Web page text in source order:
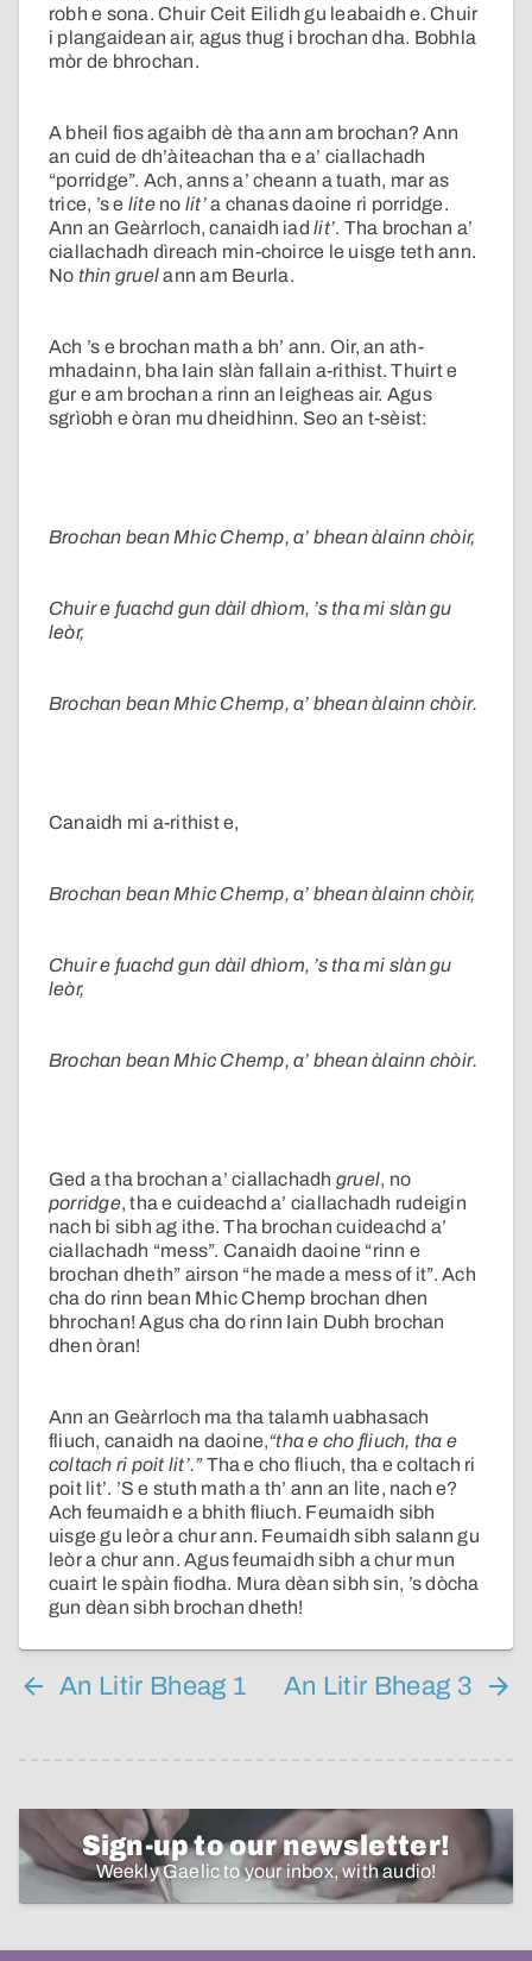
robh e sona. Chuir Ceit Eilidh gu leabaidh e. Chuir
i plangaidean air, agus thug i brochan dha. Bobhla
mòr de bhrochan.
A bheil fios agaibh dè tha ann am brochan? Ann
an cuid de dh’àiteachan tha e a’ ciallachadh
“porridge”. Ach, anns a’ cheann a tuath, mar as
trice, ’s e lite no lit’a chanas daoine ri porridge.
Ann an Geàrrloch, canaidh iadlit’. Tha brochan a’
ciallachadh dìreach min-choirce le uisge teth ann.
No thin gruelann am Beurla.
Ach ’s e brochan math a bh’ ann. Oir, an ath-
mhadainn, bha Iain slàn fallain a-rithist. Thuirt e
gur e am brochan a rinn an leigheas air. Agus
sgrìobh e òran mu dheidhinn. Seo an t-sèist:
Brochan bean Mhic Chemp, a’ bhean àlainn chòir,
Chuir e fuachd gun dàil dhìom, ’s tha mi slàn gu
leòr,
Brochan bean Mhic Chemp, a’ bhean àlainn chòir.
Canaidh mi a-rithist e,
Brochan bean Mhic Chemp, a’ bhean àlainn chòir,
Chuir e fuachd gun dàil dhìom, ’s tha mi slàn gu
leòr,
Brochan bean Mhic Chemp, a’ bhean àlainn chòir.
Ged a tha brochan a’ ciallachadh gruel, no
porridge, tha e cuideachd a’ ciallachadh rudeigin
nach bi sibh ag ithe. Tha brochan cuideachd a’
ciallachadh “mess”. Canaidh daoine “rinn e
brochan dheth” airson “he made a mess of it”. Ach
cha do rinn bean Mhic Chemp brochan dhen
bhrochan! Agus cha do rinn Iain Dubh brochan
dhen òran!
Ann an Geàrrloch ma tha talamh uabhasach
fliuch, canaidh na daoine,“tha e cho fliuch, tha e
coltach ri poit lit’.”Tha e cho fliuch, tha e coltach ri
poit lit’. ’S e stuth math a th’ ann an lite, nach e?
Ach feumaidh e a bhith fliuch. Feumaidh sibh
uisge gu leòr a chur ann. Feumaidh sibh salann gu
leòr a chur ann. Agus feumaidh sibh a chur mun
cuairt le spàin fiodha. Mura dèan sibh sin, ’s dòcha
gun dèan sibh brochan dheth!
An Litir Bheag 1 An Litir Bheag 3
Sign-up to our newsletter!
Weekly Gaelic to your inbox, with audio!